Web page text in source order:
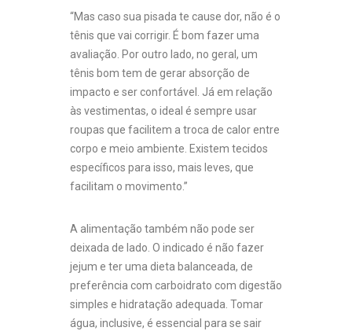
“Mas caso sua pisada te cause dor, não é o
tênis que vai corrigir. É bom fazer uma
avaliação. Por outro lado, no geral, um
tênis bom tem de gerar absorção de
impacto e ser confortável. Já em relação
às vestimentas, o ideal é sempre usar
roupas que facilitem a troca de calor entre
corpo e meio ambiente. Existem tecidos
específicos para isso, mais leves, que
facilitam o movimento.”
A alimentação também não pode ser
deixada de lado. O indicado é não fazer
jejum e ter uma dieta balanceada, de
preferência com carboidrato com digestão
simples e hidratação adequada. Tomar
água, inclusive, é essencial para se sair